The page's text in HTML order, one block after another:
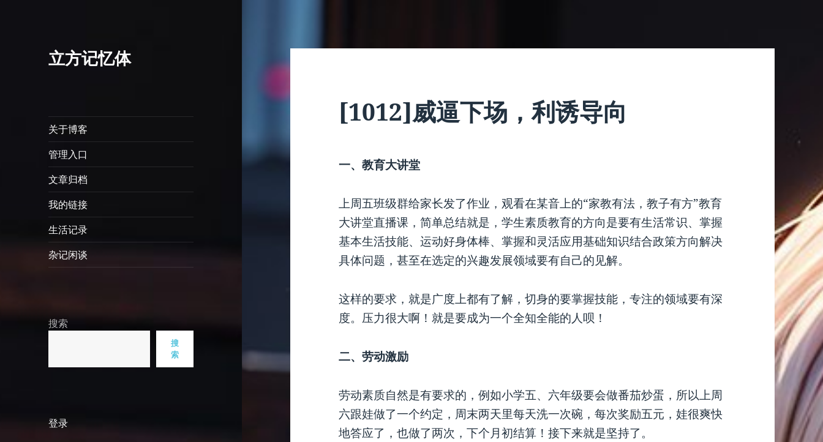
立方记忆体
关于博客
管理入口
文章归档
我的链接
生活记录
杂记闲谈
搜索
搜
索
登录
[1012]威逼下场，利诱导向
一、教育大讲堂
上周五班级群给家长发了作业，观看在某音上的“家教有法，教子有方”教育
大讲堂直播课，简单总结就是，学生素质教育的方向是要有生活常识、掌握
基本生活技能、运动好身体棒、掌握和灵活应用基础知识结合政策方向解决
具体问题，甚至在选定的兴趣发展领域要有自己的见解。
这样的要求，就是广度上都有了解，切身的要掌握技能，专注的领域要有深
度。压力很大啊！就是要成为一个全知全能的人呗！
二、劳动激励
劳动素质自然是有要求的，例如小学五、六年级要会做番茄炒蛋，所以上周
六跟娃做了一个约定，周末两天里每天洗一次碗，每次奖励五元，娃很爽快
地答应了，也做了两次，下个月初结算！接下来就是坚持了。